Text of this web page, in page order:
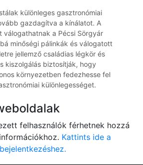
különleges gasztronómiai
gazdagítva a kínálatot. A
válogathatnak a Pécsi Sörgyár
minőségi pálinkák és válogatott
jellemző családias légkör és
kiszolgálás biztosítják, hogy
környezetben fedezhesse fel
különlegességet.
felhasználók férhetnek hozzá
Kattints ide a
bejelentkezéshez.